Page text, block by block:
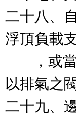
二十八、
浮頂負載
，或當
以排氣之閥
二十九、